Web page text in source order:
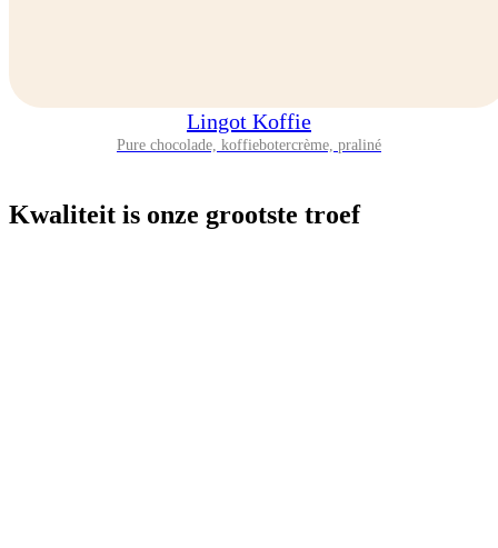
Lingot Koffie
Pure chocolade, koffiebotercrème, praliné
Kwaliteit is onze grootste troef